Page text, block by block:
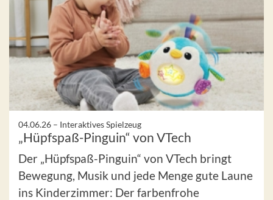
04.06.26 – Interaktives Spielzeug
„Hüpfspaß-Pinguin“ von VTech
Der „Hüpfspaß-Pinguin“ von VTech bringt
Bewegung, Musik und jede Menge gute Laune
ins Kinderzimmer: Der farbenfrohe